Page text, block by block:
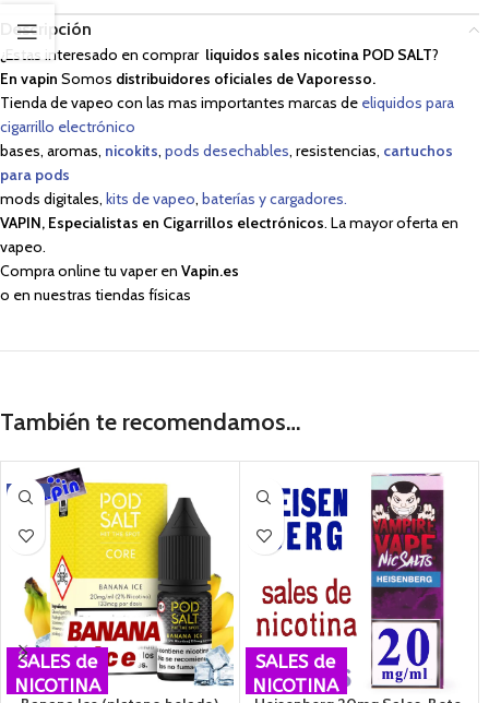
Descripción
¿Estas interesado en comprar liquidos sales nicotina POD SALT?
En vapin Somos distribuidores oficiales de Vaporesso.
Tienda de vapeo con las mas importantes marcas de eliquidos para
cigarrillo electrónico
bases, aromas, nicokits, pods desechables, resistencias, cartuchos
para pods
mods digitales, kits de vapeo, baterías y cargadores.
VAPIN, Especialistas en Cigarrillos electrónicos. La mayor oferta en
vapeo.
Compra online tu vaper en Vapin.es
o en nuestras tiendas físicas
También te recomendamos…
-39%
SALES de
NICOTINA
SALES de
NICOTINA